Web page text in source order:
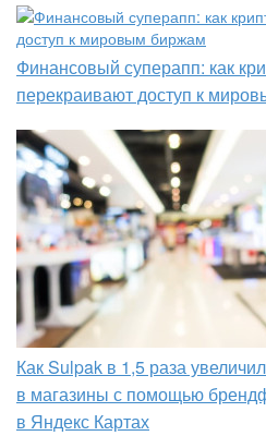
Финансовый суперапп: как
перекраивают доступ к
Как Sulpak в 1,5 раза
в магазины с помощью
в Яндекс Картах